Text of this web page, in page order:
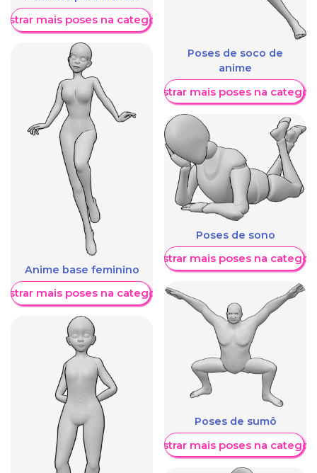
mais poses na categoria
Anime base feminino
mais poses na categoria
Poses de soco de
anime
Mostrar mais poses na
Poses de sono
Mostrar mais poses na
Poses de sumô
Mostrar mais poses na